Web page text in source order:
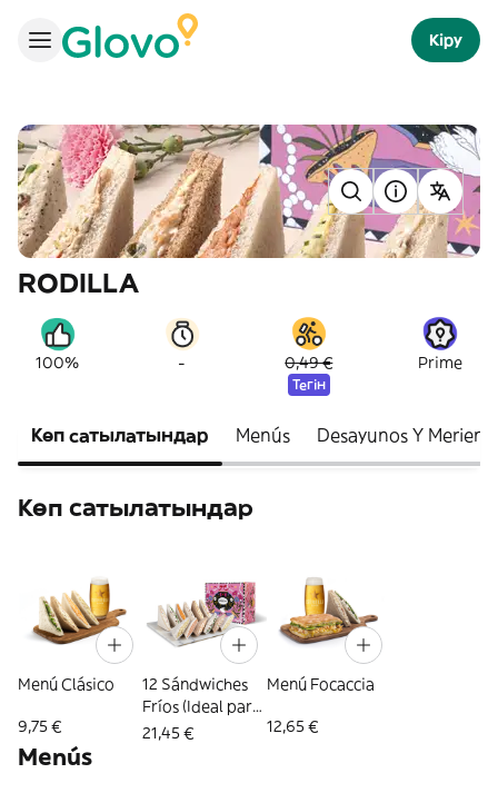
Кіру
RODILLA
100% - 0,49 €
Тегін
Prime
Көп сатылатындар Menús Desayunos Y
Көп сатылатындар
Menú Clásico
9,75 €
12 Sándwiches
Fríos (Ideal para
3 Personas)
21,45 €
Menú Focaccia
12,65 €
Menús